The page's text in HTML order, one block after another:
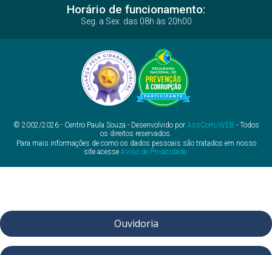
Horário de funcionamento:
Seg. a Sex. das 08h às 20h00
© 2002/2026 - Centro Paula Souza - Desenvolvido por AssCom/WEB - Todos
os direitos reservados.
Para mais informações de como os dados pessoais são tratados em nosso
site acesse Aviso de Privacidade.
Ouvidoria